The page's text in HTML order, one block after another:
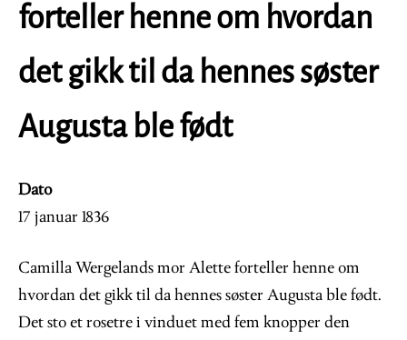
forteller henne om hvordan
det gikk til da hennes søster
Augusta ble født
Dato
17 januar 1836
Camilla Wergelands mor Alette forteller henne om
hvordan det gikk til da hennes søster Augusta ble født.
Det sto et rosetre i vinduet med fem knopper den